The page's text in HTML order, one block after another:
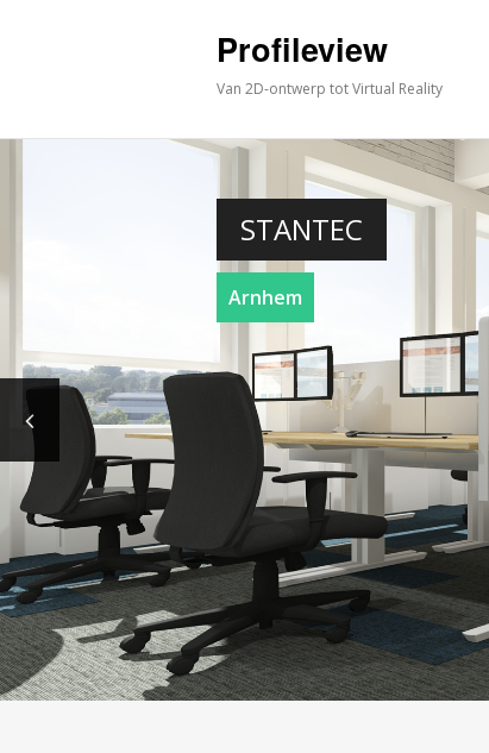
Profileview
Van 2D-ontwerp tot Virtual Reality
STANTEC
Arnhem